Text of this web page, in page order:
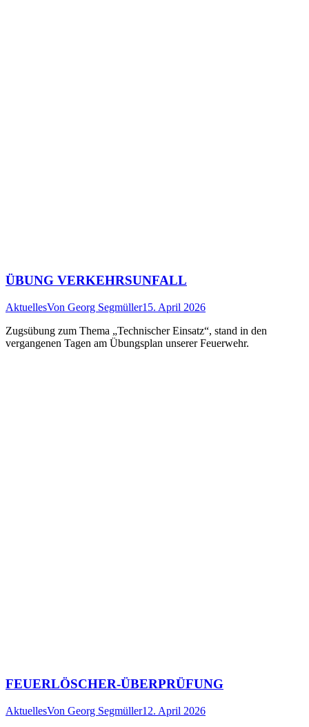
ÜBUNG VERKEHRSUNFALL
AktuellesVon Georg Segmüller15. April 2026
Zugsübung zum Thema „Technischer Einsatz“, stand in den
vergangenen Tagen am Übungsplan unserer Feuerwehr.
FEUERLÖSCHER-ÜBERPRÜFUNG
AktuellesVon Georg Segmüller12. April 2026